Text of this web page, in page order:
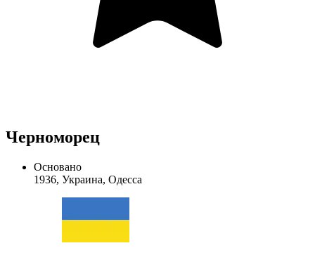
Черноморец
Основано
1936, Украина, Одесса